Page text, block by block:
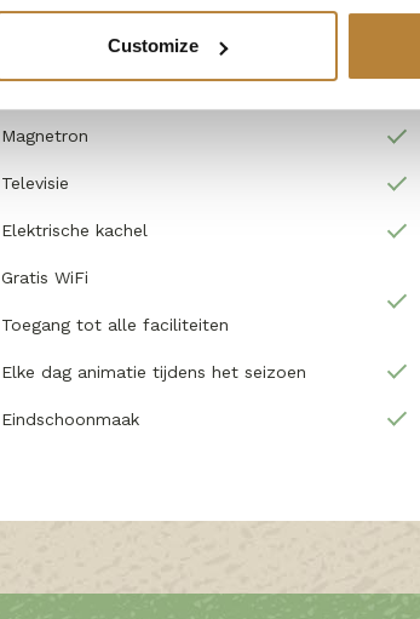
Customize
Filterkoffiezetapparaat
Magnetron
Televisie
Elektrische kachel
Gratis WiFi
Toegang tot alle faciliteiten
Elke dag animatie tijdens het seizoen
Eindschoonmaak